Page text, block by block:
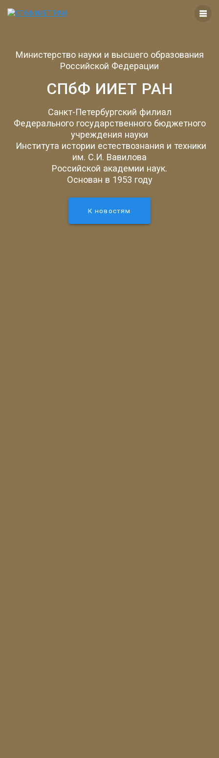
Министерство науки и высшего образования
Российской Федерации
СПбФ ИИЕТ РАН
Санкт-Петербургский филиал
Федерального государственного бюджетного
учреждения науки
Института истории естествознания и техники
им. С.И. Вавилова
Российской академии наук.
Основан в 1953 году
К новостям